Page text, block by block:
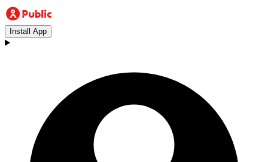
Install App